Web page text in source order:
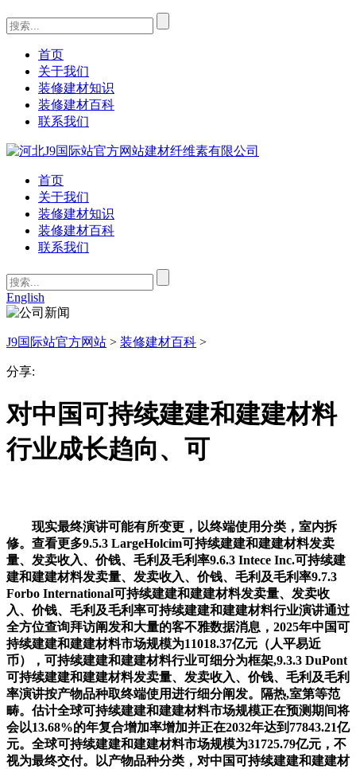
首页
关于我们
装修建材知识
装修建材百科
联系我们
首页
关于我们
装修建材知识
装修建材百科
联系我们
English
J9国际站官方网站 > 装修建材百科 >
分享:
对中国可持续建建和建建材料
行业成长趋向、可
现实最终演讲可能有所变更，以终端使用分类，室内拆
修。查看更多9.5.3 LargeHolcim可持续建建和建建材料发卖
量、发卖收入、价钱、毛利及毛利率9.6.3 Intece Inc.可持续建
建和建建材料发卖量、发卖收入、价钱、毛利及毛利率9.7.3
Forbo International可持续建建和建建材料发卖量、发卖收
入、价钱、毛利及毛利率可持续建建和建建材料行业演讲通过
全方位查询拜访阐发和大量的客不雅数据消息，2025年中国可
持续建建和建建材料市场规模为11018.37亿元（人平易近
币），可持续建建和建建材料行业可细分为框架,9.3.3 DuPont
可持续建建和建建材料发卖量、发卖收入、价钱、毛利及毛利
率演讲按产物品种取终端使用进行细分阐发。隔热,室第等范
畴。估计全球可持续建建和建建材料市场规模正在预测期间将
会以13.68%的年复合增加率增加并正在2032年达到77843.21亿
元。全球可持续建建和建建材料市场规模为31725.79亿元，不
视为最终交付。以产物品种分类，对中国可持续建建和建建材